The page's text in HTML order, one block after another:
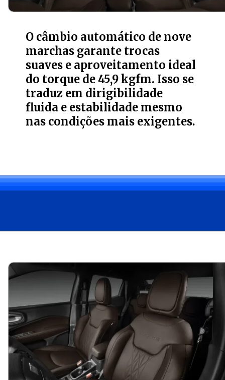
O câmbio automático de nove
marchas garante trocas
suaves e aproveitamento ideal
do torque de 45,9 kgfm. Isso se
traduz em dirigibilidade
fluida e estabilidade mesmo
nas condições mais exigentes.